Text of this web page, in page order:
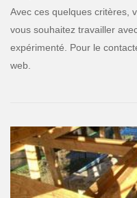
Avec ces quelques critères,
vous souhaitez travailler
expérimenté. Pour le
web.